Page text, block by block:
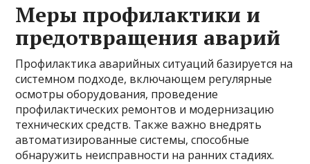
Меры профилактики и
предотвращения аварий
Профилактика аварийных ситуаций базируется на
системном подходе, включающем регулярные
осмотры оборудования, проведение
профилактических ремонтов и модернизацию
технических средств. Также важно внедрять
автоматизированные системы, способные
обнаружить неисправности на ранних стадиях.